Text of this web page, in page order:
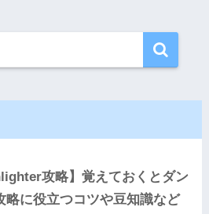
攻略】覚えておくとダン
略に役立つコツや豆知識など